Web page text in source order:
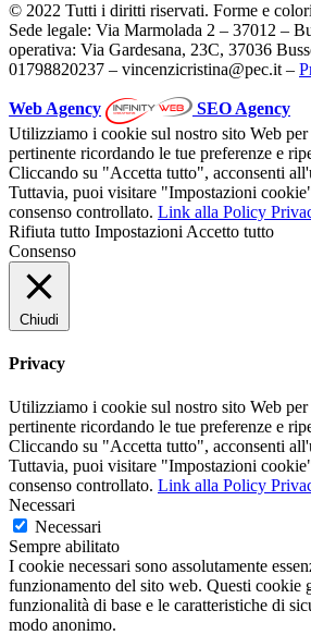
© 2022 Tutti i diritti riservati. Forme e
Sede legale: Via Marmolada 2 – 37012 –
operativa: Via Gardesana, 23C, 37036
01798820237 – vincenzicristina@pec.it –
Web Agency
SEO Agency
Utilizziamo i cookie sul nostro sito Web
pertinente ricordando le tue preferenze e
Cliccando su "Accetta tutto", acconsenti
Tuttavia, puoi visitare "Impostazioni
consenso controllato. Link alla Policy
Rifiuta tutto Impostazioni Accetto tutto
Consenso
Chiudi
Privacy
Utilizziamo i cookie sul nostro sito Web
pertinente ricordando le tue preferenze e
Cliccando su "Accetta tutto", acconsenti
Tuttavia, puoi visitare "Impostazioni
consenso controllato. Link alla Policy
Necessari
Necessari
Sempre abilitato
I cookie necessari sono assolutamente
funzionamento del sito web. Questi cookie
funzionalità di base e le caratteristiche di
modo anonimo.